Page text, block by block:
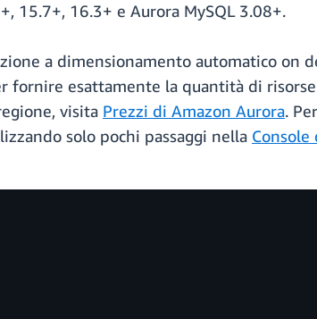
15.7+, 16.3+ e Aurora MySQL 3.08+.
a dimensionamento automatico on
fornire esattamente la quantità di
visita Prezzi di Amazon Aurora.
solo pochi passaggi nella Console